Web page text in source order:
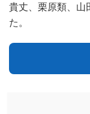
貴丈、栗原類、山
た。